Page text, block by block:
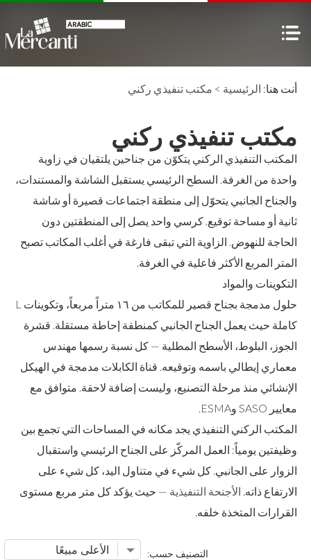
أنت هنا: الرئيسية > مكتب تنفيذي ركني
مكتب تنفيذي ركني
المكتب التنفيذي الركني يتكوّن من جناحين يلتقيان في زاوية
واحدة من الغرفة. السطح الرئيسي يستقبل الشاشة والمستندات،
والجناح الجانبي يتحوّل إلى منطقة اجتماعات قصيرة أو شاشة
ثانية أو مساحة توقيع. كرسي واحد يصل إلى المنطقتين دون
الحاجة للنهوض. الزاوية التي تبقى فارغة في أغلب المكاتب تصبح
المتر المربع الأكثر فاعلية في الغرفة.
التكوينات والمواد
حلول مدمجة بجناح قصير للمكاتب من ١٦ متراً مربعاً، وتكوينات L
كاملة حيث يعمل الجناح الجانبي كمنطقة إحاطة مستقلة. قشرة
الجوز، البلوط، الأسطح المطلية — كل نسبة رسمها مهندس
معماري إيطالي باسمه وتوقيعه. قناة الكابلات مدمجة في الهيكل
الإنشائي منذ مرحلة التصنيع، وليست إضافة لاحقة. متوافق مع
معايير SASO وESMA.
المكتب الركني التنفيذي يجد مكانه في المساحات التي تجمع بين
وظيفتين يومياً: العمل المركّز على الجناح الرئيسي واستقبال
الزوار على الجانبي. كل شيء في متناول اليد، كل شيء على
الارتفاع ذاته. الأجنحة التنفيذية — حيث يؤكد كل متر مربع مستوى
القرارات المتخذة خلفه.
التصنيف حسب: